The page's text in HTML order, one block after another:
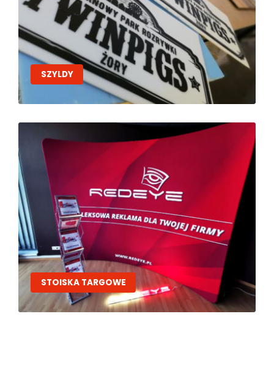
SZYLDY
STOISKA TARGOWE